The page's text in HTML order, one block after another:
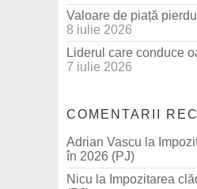
Valoare de piață
8 iulie 2026
Liderul care conduce
7 iulie 2026
COMENTARII
Adrian Vascu la
în 2026 (PJ)
Nicu la Impozitarea